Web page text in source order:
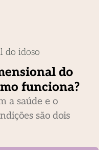
do idoso
do
funciona?
a saúde e o
são dois